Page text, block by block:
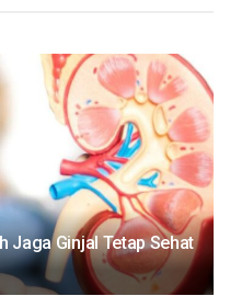
Jaga Ginjal Tetap Sehat